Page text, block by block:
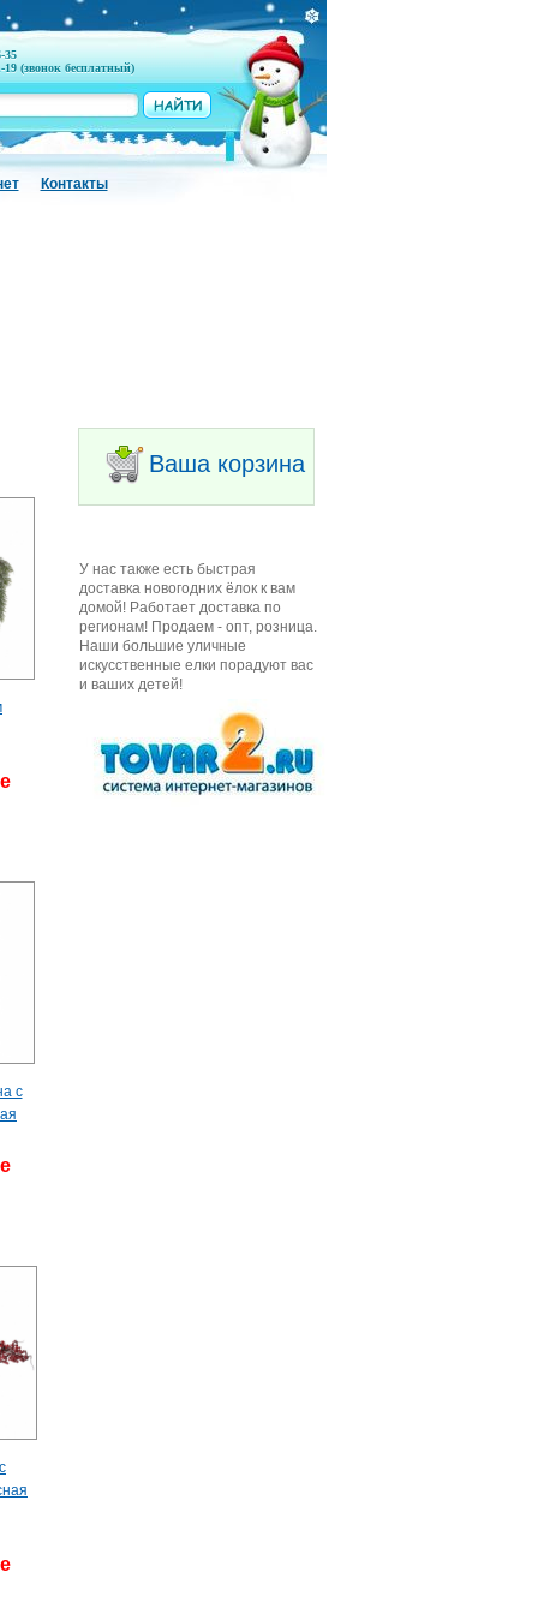
35
19 (звонок бесплатный)
Контакты
Ваша корзина
У нас также есть быстрая
доставка новогодних ёлок к вам
домой! Работает доставка по
регионам! Продаем - опт, розница.
Наши большие уличные
искусственные елки порадуют вас
и ваших детей!
с